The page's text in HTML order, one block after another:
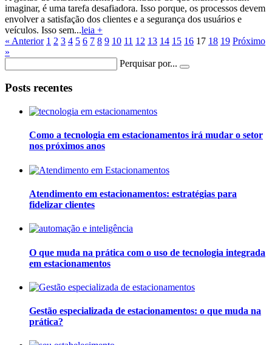
imaginar, é uma tarefa desafiadora. Isso porque, os processos devem
envolver a satisfação dos clientes e a segurança dos usuários e
veículos. Isso sem...leia +
« Anterior 1 2 3 4 5 6 7 8 9 10 11 12 13 14 15 16 17 18 19 Próximo
»
Perquisar por...
Posts recentes
Como a tecnologia em estacionamentos irá mudar o setor
nos próximos anos
Atendimento em estacionamentos: estratégias para
fidelizar clientes
O que muda na prática com o uso de tecnologia integrada
em estacionamentos
Gestão especializada de estacionamentos: o que muda na
prática?